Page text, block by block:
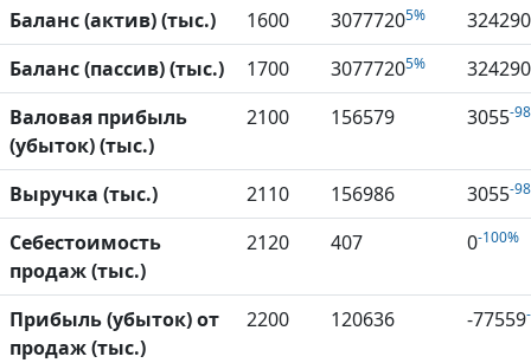
Баланс (актив) (тыс.) 1600 30777205%
Баланс (пассив) (тыс.)
1700 30777205%
Валовая прибыль
(убыток) (тыс.)
2100 156579 3055-
Выручка (тыс.) 2110 156986 3055-
Себестоимость
продаж (тыс.)
2120 407 0-100%
Прибыль (убыток) от
продаж (тыс.)
2200 120636 -77559